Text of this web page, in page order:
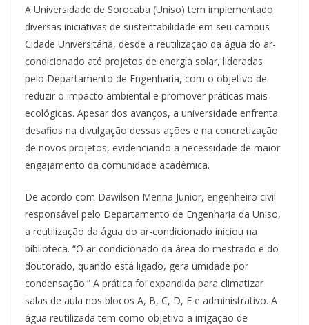
A Universidade de Sorocaba (Uniso) tem implementado
diversas iniciativas de sustentabilidade em seu campus
Cidade Universitária, desde a reutilização da água do ar-
condicionado até projetos de energia solar, lideradas
pelo Departamento de Engenharia, com o objetivo de
reduzir o impacto ambiental e promover práticas mais
ecológicas. Apesar dos avanços, a universidade enfrenta
desafios na divulgação dessas ações e na concretização
de novos projetos, evidenciando a necessidade de maior
engajamento da comunidade acadêmica.
De acordo com Dawilson Menna Junior, engenheiro civil
responsável pelo Departamento de Engenharia da Uniso,
a reutilização da água do ar-condicionado iniciou na
biblioteca. “O ar-condicionado da área do mestrado e do
doutorado, quando está ligado, gera umidade por
condensação.” A prática foi expandida para climatizar
salas de aula nos blocos A, B, C, D, F e administrativo. A
água reutilizada tem como objetivo a irrigação de